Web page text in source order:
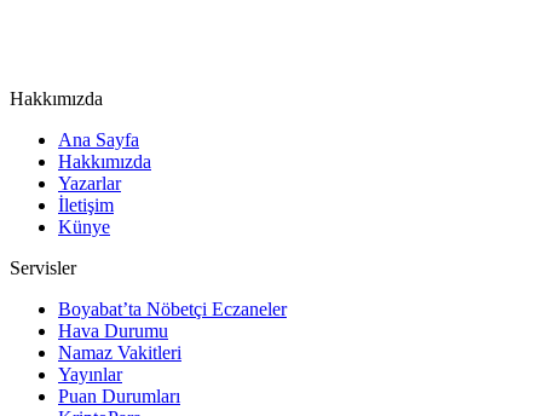
Hakkımızda
Ana Sayfa
Hakkımızda
Yazarlar
İletişim
Künye
Servisler
Boyabat’ta Nöbetçi Eczaneler
Hava Durumu
Namaz Vakitleri
Yayınlar
Puan Durumları